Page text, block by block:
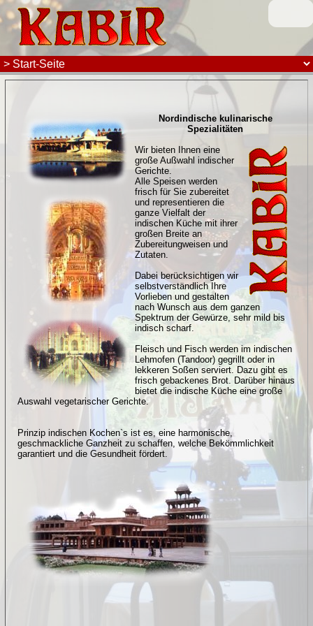
Nordindische kulinarische
Spezialitäten
Wir bieten Ihnen eine
große Außwahl indischer
Gerichte.
Alle Speisen werden
frisch für Sie zubereitet
und representieren die
ganze Vielfalt der
indischen Küche mit ihrer
großen Breite an
Zubereitungweisen und
Zutaten.
Dabei berücksichtigen wir
selbstverständlich Ihre
Vorlieben und gestalten
nach Wunsch aus dem ganzen
Spektrum der Gewürze, sehr mild bis
indisch scharf.
Fleisch und Fisch werden im indischen
Lehmofen (Tandoor) gegrillt oder in
lekkeren Soßen serviert. Dazu gibt es
frisch gebackenes Brot. Darüber hinaus
bietet die indische Küche eine große
Auswahl vegetarischer Gerichte.
Prinzip indischen Kochen`s ist es, eine harmonische,
geschmackliche Ganzheit zu schaffen, welche Bekömmlichkeit
garantiert und die Gesundheit fördert.